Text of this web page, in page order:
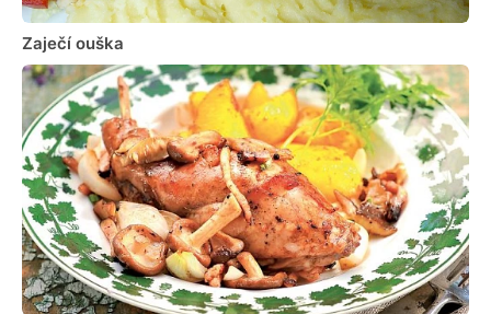
Zaječí ouška